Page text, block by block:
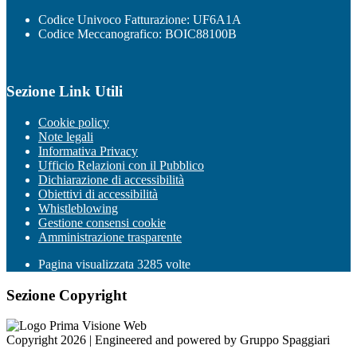
Codice Univoco Fatturazione: UF6A1A
Codice Meccanografico: BOIC88100B
Sezione Link Utili
Cookie policy
Note legali
Informativa Privacy
Ufficio Relazioni con il Pubblico
Dichiarazione di accessibilità
Obiettivi di accessibilità
Whistleblowing
Gestione consensi cookie
Amministrazione trasparente
Pagina visualizzata 3285 volte
Sezione Copyright
Copyright 2026 | Engineered and powered by Gruppo Spaggiari